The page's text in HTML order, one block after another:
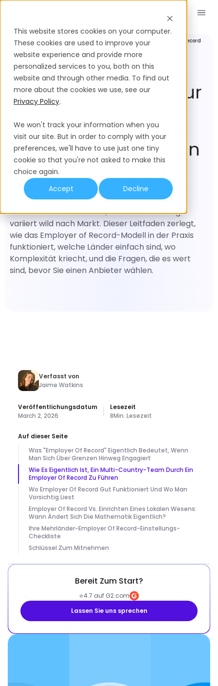
This website stores cookies on your computer.
These cookies are used to improve your
website experience and provide more
personalized services to you, both on this
website and through other media. To find out
more about the cookies we use, see our
Privacy Policy.
We won't track your information when you
visit our site. But in order to comply with your
preferences, we'll have to use just one tiny
cookie so that you're not asked to make this
choice again.
Accept
Decline
Employer of
Record
Ehrliche Anleitung zur Verwendung eines Employer of Record
für die Vermietung in mehreren Ländern
Ehrliche Anleitung Zur
Verwendung Eines
Employer Of Record
Für Die Vermietung In
Mehreren Ländern
Die Einstellung in mehreren Ländern ohne
Rechtspersönlichkeit ist erreichbarer als die
meisten Gründer denken, aber die Erfahrung
variiert wild nach Markt. Dieser Leitfaden zerlegt,
wie das Employer of Record-Modell in der Praxis
funktioniert, welche Länder einfach sind, wo
Komplexität kriecht, und die Fragen, die es wert
sind, bevor Sie einen Anbieter wählen.
Verfasst von
Jaime Watkins
Veröffentlichungsdatum
March 2, 2026
Lesezeit
8Min. Lesezeit
Auf dieser Seite
Was "Employer Of Record" Eigentlich Bedeutet, Wenn
Man Sich Über Grenzen Hinweg Engagiert
Wie Es Eigentlich Ist, Ein Multi-Country-Team Durch Ein
Employer Of Record Zu Führen
Wo Employer Of Record Gut Funktioniert Und Wo Man
Vorsichtig Liest
Employer Of Record Vs. Einrichten Eines Lokalen Wesens:
Wann Ändert Sich Die Mathematik Eigentlich?
Ihre Mehrländer-Employer Of Record-Einstellungs-
Checkliste
Schlüssel Zum Mitnehmen
Bereit Zum Start?
⭐4.7 auf G2.com
Lassen Sie uns sprechen